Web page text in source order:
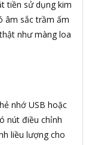
tiền sử dụng kim
âm sắc trầm ấm
như màng loa
nhớ USB hoặc
nút điều chỉnh
liều lượng cho